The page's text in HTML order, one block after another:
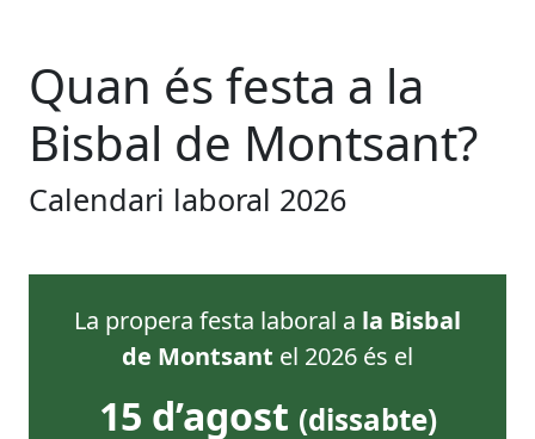
Quan és festa a la
Bisbal de Montsant?
Calendari laboral 2026
La propera festa laboral a la Bisbal
de Montsant el 2026 és el
15 d’agost (dissabte)